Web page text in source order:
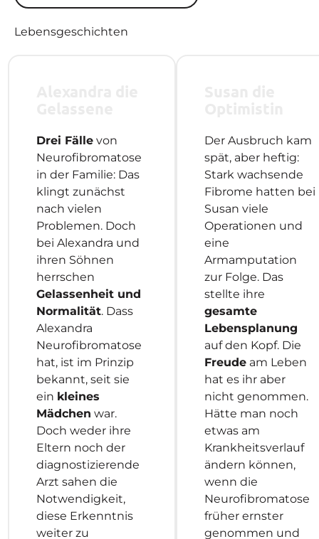
Lebensgeschichten
Drei Fällevon
Neurofibromatose
in der Familie: Das
klingt zunächst
nach vielen
Problemen. Doch
bei Alexandra und
ihren Söhnen
herrschen
Gelassenheit und
Normalität. Dass
Alexandra
Neurofibromatose
hat, ist im Prinzip
bekannt, seit sie
ein kleines
Mädchen war.
Doch weder ihre
Eltern noch der
diagnostizierende
Arzt sahen die
Notwendigkeit,
diese Erkenntnis
weiter zu
Der Ausbruch kam
spät, aber heftig:
Stark wachsende
Fibrome hatten bei
Susan viele
Operationen und
eine
Armamputation
zur Folge. Das
stellte ihre
gesamte
Lebensplanung
auf den Kopf. Die
Freudeam Leben
hat es ihr aber
nicht genommen.
Hätte man noch
etwas am
Krankheitsverlauf
ändern können,
wenn die
Neurofibromatose
früher ernster
genommen und